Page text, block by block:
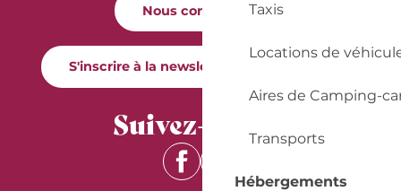
Taxis
Locations de
Aires de Camping-
Transports
Hébergements
Nous contacter
S'inscrire à la newsletter Quai Cyrano
Suivez-nous !